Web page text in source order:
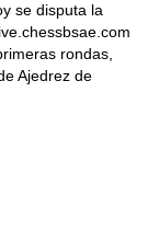
se disputa la
rondas,
Ajedrez de